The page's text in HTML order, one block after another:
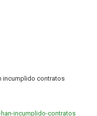
incumplido contratos
incumplido-contratos